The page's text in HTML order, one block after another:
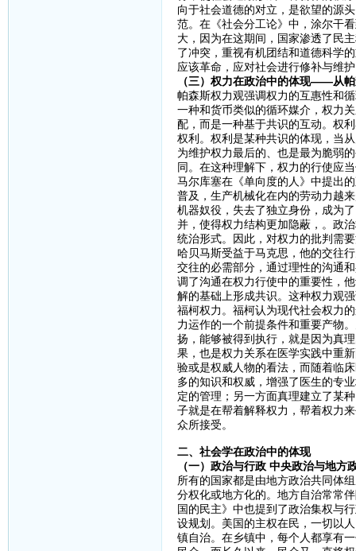
向于社会道德的对立，是欲望的源
范。在《社会分工论》中，涂尔干
大，因为在这期间，国家渗透了民
了冲突，重视有机团结和道德科学
应该革命，应对社会进行修补与维
（三）权力在政治中的体现——从
帕森斯权力观强调权力的互惠性和
一种和货币类似的循环媒介，权力
配，而是一种基于共识的互动。权
权利。权利是某种共识的体现，当
为维护权力最后的、也是最为脆弱
同。在这种理解下，权力的行使应
马尔库塞在《单向度的人》中提出
普及，生产机械化在内的劳动力越
机器奴役，失去了独立身份，成为
并，使得权力结构更加隐蔽，。政
统治形式。因此，对权力的批判需
哈贝马斯受益于马克思，他的交往
交往的必需部分，通过理性的沟通
调了沟通在权力行使中的重要性，
解的基础上形成共识。这种权力观
福柯权力。福柯认为现代社会权力
力运作的一个前提条件和重要产物
扬，能够被得到执行，就是因为真
果，也是权力关系在医学实践中重
验或是权威人物的看法，而随着临
多的知识和权威，增强了医生的专
定的管理；另一方面真理建立了某
子就是在帮着解释权力，帮着权力
众所接受。
二、社会学在政治中的体现
（一）政治与行政 中央政治与地方
所有的国家都是由地方政治共同体
分权化或地方化的。地方自治常常
国的民主》中也提到了政治集权与
设规划。美国的主权在民，一切以
镇自治。在乡镇中，每个人都享有